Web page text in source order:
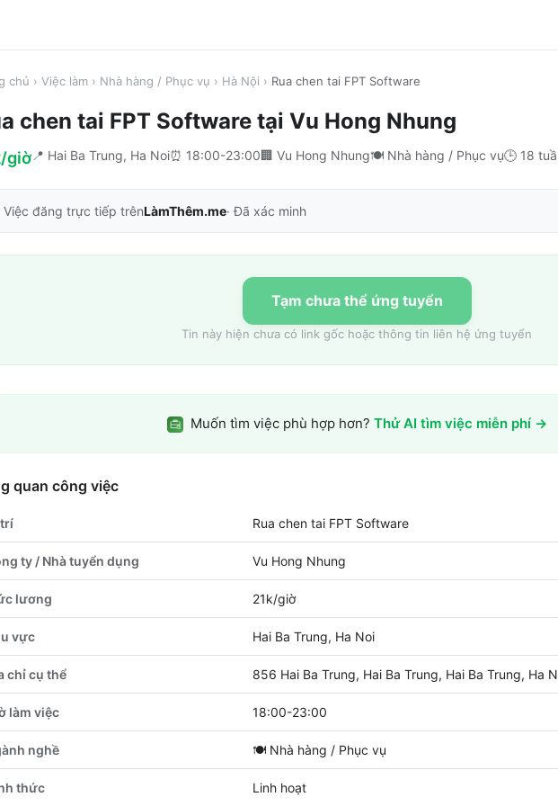
chủ › Việc làm › Nhà hàng / Phục vụ › Hà Nội › Rua chen tai FPT Software
chen tai FPT Software tại Vu Hong Nhung
giờ📍 Hai Ba Trung, Ha Noi⏰ 18:00-23:00🏢 Vu Hong Nhung🍽️ Nhà hàng / Phục vụ🕒 18
Việc đăng trực tiếp trênLàmThêm.me· Đã xác minh
Tạm chưa thể ứng tuyển
Tin này hiện chưa có link gốc hoặc thông tin liên hệ ứng tuyển
Muốn tìm việc phù hợp hơn? Thử AI tìm việc miễn phí →
quan công việc
Rua chen tai FPT Software
ty / Nhà tuyển dụng Vu Hong Nhung
lương 21k/giờ
vực Hai Ba Trung, Ha Noi
chỉ cụ thể 856 Hai Ba Trung, Hai Ba Trung, Hai Ba Trung, Ha
làm việc 18:00-23:00
nghề 🍽️ Nhà hàng / Phục vụ
thức Linh hoạt